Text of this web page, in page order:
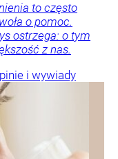
to często
o pomoc.
ostrzega: o tym
z nas.
i wywiady